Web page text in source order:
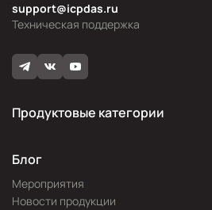
Техническая поддержка
support@icpdas.ru
Продуктовые категории
Блог
Мероприятия
Новости продукции